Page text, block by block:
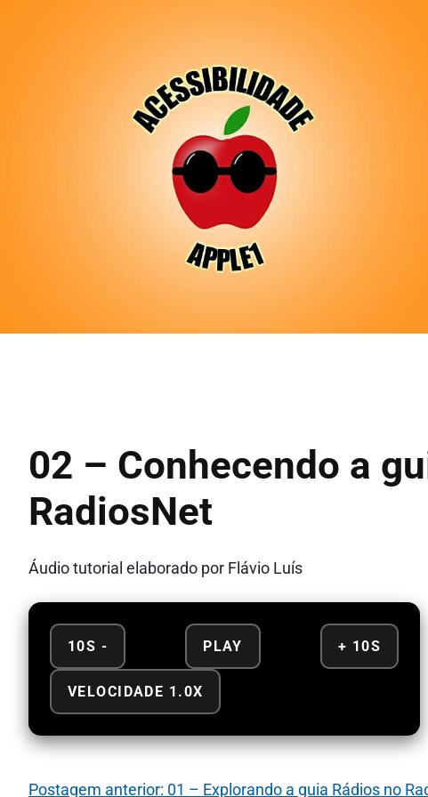
02 – Conhecendo a
RadiosNet
Áudio tutorial elaborado por Flávio Luís
10S - PLAY + 10S
VELOCIDADE 1.0X
Postagem anterior: 01 – Explorando a guia Rádios no